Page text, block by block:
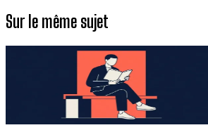
Sur le même sujet